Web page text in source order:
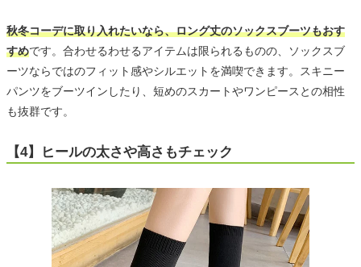
秋冬コーデに取り入れたいなら、ロング丈のソックスブーツもおす
すめです。合わせるわせるアイテムは限られるものの、ソックスブ
ーツならではのフィット感やシルエットを満喫できます。スキニー
パンツをブーツインしたり、短めのスカートやワンピースとの相性
も抜群です。
【4】ヒールの太さや高さもチェック